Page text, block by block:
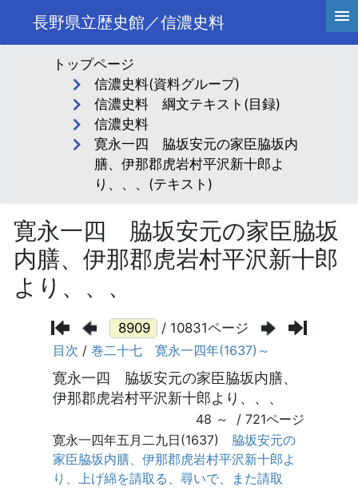
長野県立歴史館／信濃史料
トップページ
信濃史料(資料グループ)
信濃史料 綱文テキスト(目録)
信濃史料
寛永一四 脇坂安元の家臣脇坂内
膳、伊那郡虎岩村平沢新十郎よ
り、、、(テキスト)
寛永一四 脇坂安元の家臣脇坂
内膳、伊那郡虎岩村平沢新十郎
より、、、
/ 10831ページ